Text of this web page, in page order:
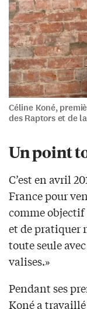
Céline Koné,
des Raptors et de
Un point
C’est en avril
France pour
comme
et de pratiquer
toute seule
valises.»
Pendant ses
Koné a